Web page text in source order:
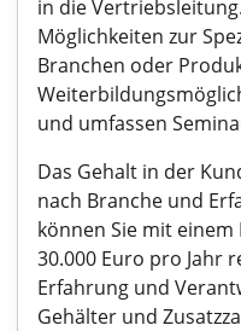
in die
Möglichkeiten zur
Branchen oder
und umfassen
Das Gehalt in der
nach Branche und
können Sie mit
30.000 Euro pro Jahr
Erfahrung und
Gehälter und